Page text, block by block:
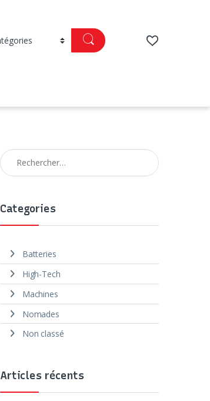
Rechercher :
Categories
Batteries
High-Tech
Machines
Nomades
Non classé
Articles récents